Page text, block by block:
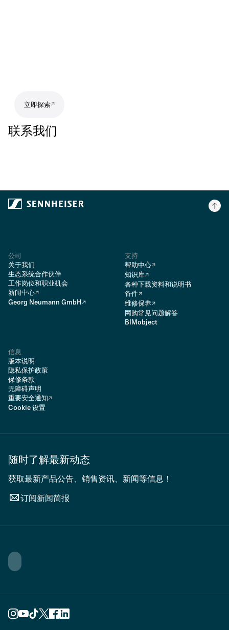
立即探索
联系我们
公司
关于我们
生态系统合作伙伴
工作岗位和职业机会
新闻中心
Georg Neumann GmbH
支持
帮助中心
知识库
各种下载资料和说明书
备件
维修保养
网购常见问题解答
BIMobject
信息
版本说明
隐私保护政策
保修条款
无障碍声明
重要安全通知
Cookie 设置
随时了解最新动态
获取最新产品公告、销售资讯、新闻等信息！
订阅新闻简报